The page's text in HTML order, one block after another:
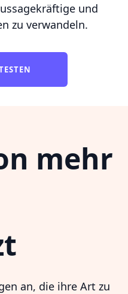
und
zu verwandeln.
mehr
an, die ihre Art zu